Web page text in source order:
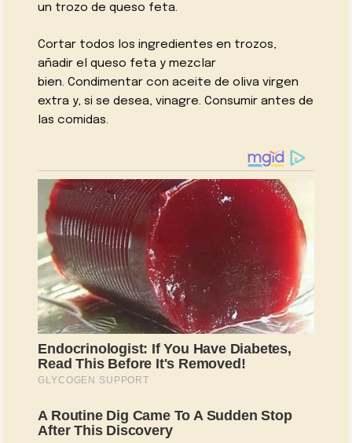
un trozo de queso feta.
Cortar todos los ingredientes en trozos,
añadir el queso feta y mezclar
bien. Condimentar con aceite de oliva virgen
extra y, si se desea, vinagre. Consumir antes de
las comidas.